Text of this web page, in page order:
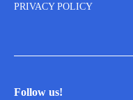
PRIVACY POLICY
Follow us!